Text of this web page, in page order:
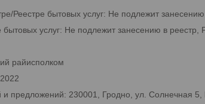
Реестре бытовых услуг: Не подлежит
услуг: Не подлежит занесению в реестр,
райисполком
и предложений: 230001, Гродно, ул. Солнечная